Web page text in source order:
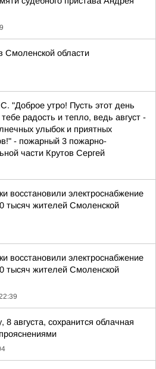
Смоленской области
"Доброе утро! Пусть этот день
тебе радость и тепло, ведь август -
улыбок и приятных
- пожарный 3 пожарно-
части Крутов Сергей
восстановили электроснабжение
тысяч жителей Смоленской
восстановили электроснабжение
тысяч жителей Смоленской
8 августа, сохранится облачная